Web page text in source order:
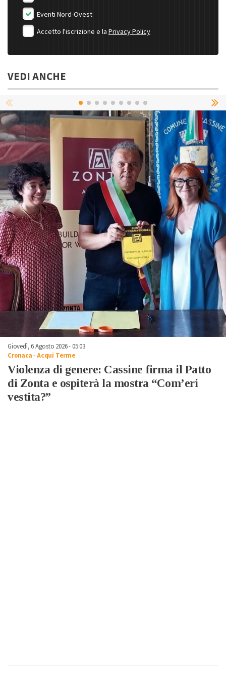
Eventi Nord-Ovest
Accetto l'iscrizione e la Privacy Policy
VEDI ANCHE
Giovedì, 6 Agosto 2026 - 05:03
Cronaca-Acqui Terme
Violenza di genere: Cassine firma il Patto
di Zonta e ospiterà la mostra “Com’eri
vestita?”